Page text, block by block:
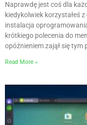
Naprawdę jest coś dla
kiedykolwiek korzystałeś
instalacja
krótkiego polecenia do
opóźnieniem zajął się tym
Read More »